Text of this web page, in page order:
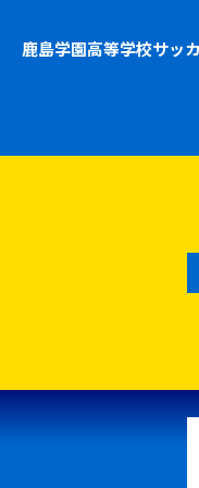
鹿島学園高等学校サッ